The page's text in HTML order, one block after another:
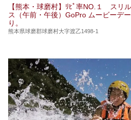
この2軒は今どうなってい
獄温泉 青風荘．」「垂玉
します。
【熊本・球磨村】ﾘﾋﾟ率NO.１ スリ
ス（午前・午後）GoPro ムービーデ
り。
熊本県球磨郡球磨村大字渡乙1498-1